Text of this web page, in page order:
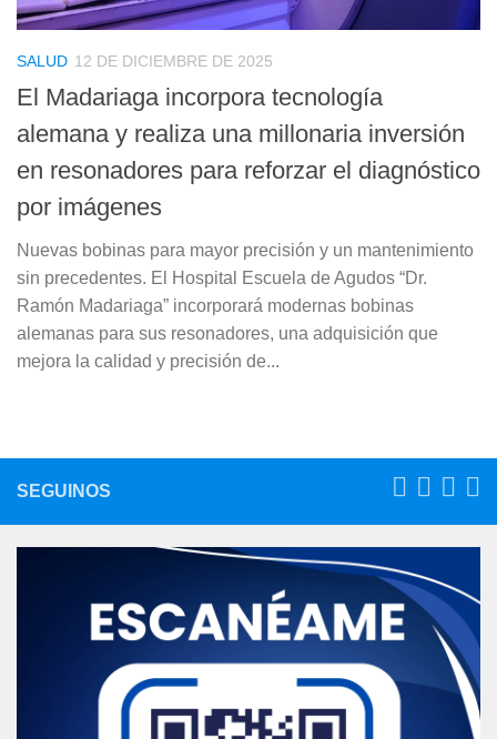
SALUD 12 DE DICIEMBRE DE 2025
El Madariaga incorpora tecnología
alemana y realiza una millonaria inversión
en resonadores para reforzar el diagnóstico
por imágenes
Nuevas bobinas para mayor precisión y un mantenimiento
sin precedentes. El Hospital Escuela de Agudos “Dr.
Ramón Madariaga” incorporará modernas bobinas
alemanas para sus resonadores, una adquisición que
mejora la calidad y precisión de...
SEGUINOS